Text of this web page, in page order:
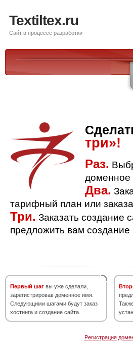
Textiltex.ru
Сайт в процессе разработки
три»!
Раз.
доменное
Два.
тарифный план или
Три. Заказать создание
предложить вам
Первый шаг вы уже сделали,
зарегистрировав доменное имя.
Следующими шагами будут заказ
хостинга и создание сайта.
Регистрация